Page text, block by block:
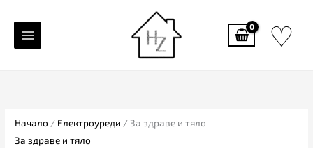
content
♡
Начало / Електроуреди / За здраве и тяло
За здраве и тяло